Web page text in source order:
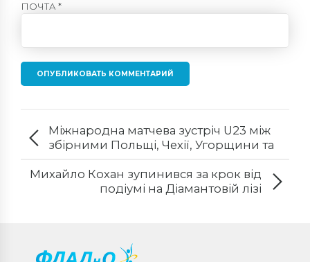
ПОЧТА *
ОПУБЛИКОВАТЬ КОММЕНТАРИЙ
Міжнародна матчева зустріч U23 між
збірними Польщі, Чехії, Угорщини та
Михайло Кохан зупинився за крок від
подіумі на Діамантовій лізі